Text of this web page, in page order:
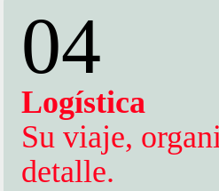
04
Logística
Su viaje,
detalle.